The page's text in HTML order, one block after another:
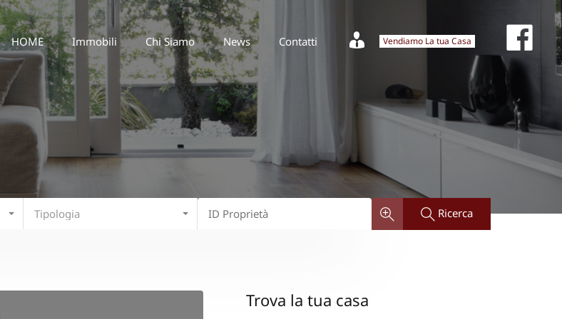
HOME Immobili Chi Siamo News
HOME
Immobili Chi Siamo News Contatti Vendiamo La tua Casa
Tipologia Ricerca
Trova la tua casa